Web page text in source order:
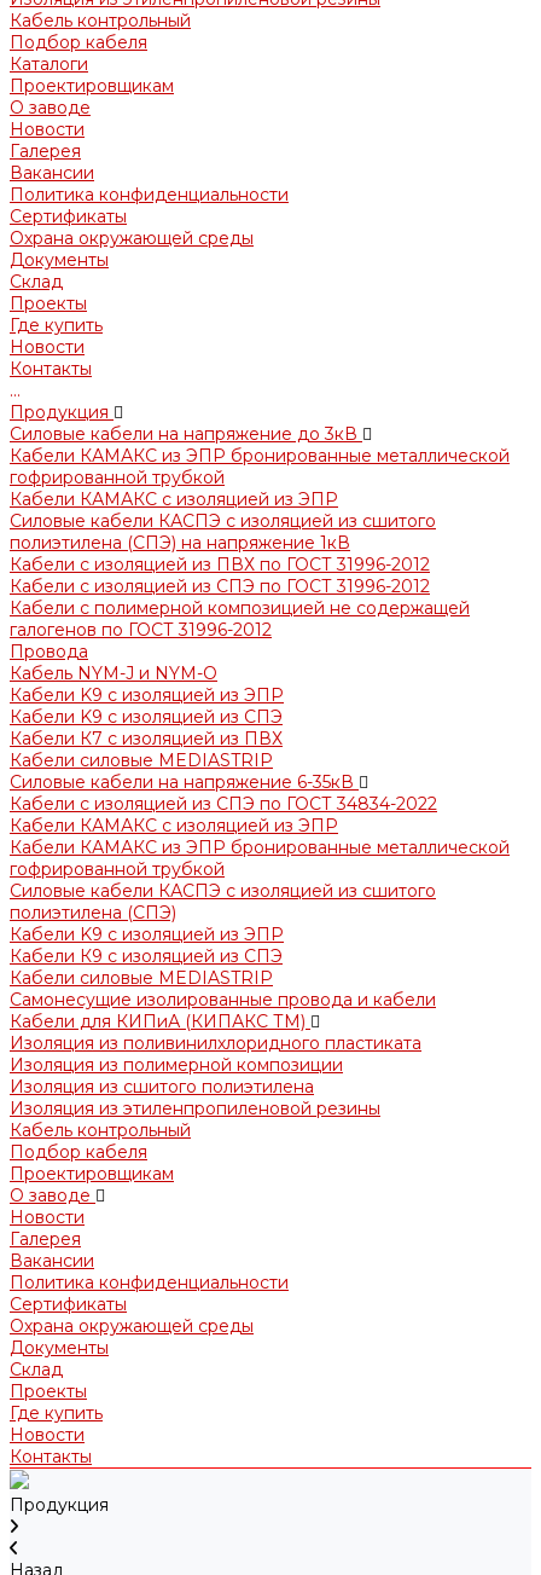
Кабель контрольный
Подбор кабеля
Каталоги
Проектировщикам
О заводе
Новости
Галерея
Вакансии
Политика конфиденциальности
Сертификаты
Охрана окружающей среды
Документы
Склад
Проекты
Где купить
Новости
Контакты
...
Продукция
Силовые кабели на напряжение до 3кВ
Кабели КАМАКС из ЭПР бронированные металлической
гофрированной трубкой
Кабели КАМАКС с изоляцией из ЭПР
Силовые кабели КАСПЭ с изоляцией из сшитого
полиэтилена (СПЭ) на напряжение 1кВ
Кабели с изоляцией из ПВХ по ГОСТ 31996-2012
Кабели с изоляцией из СПЭ по ГОСТ 31996-2012
Кабели с полимерной композицией не содержащей
галогенов по ГОСТ 31996-2012
Провода
Кабель NYM-J и NYM-O
Кабели K9 с изоляцией из ЭПР
Кабели K9 с изоляцией из СПЭ
Кабели К7 с изоляцией из ПВХ
Кабели силовые MEDIASTRIP
Силовые кабели на напряжение 6-35кВ
Кабели с изоляцией из СПЭ по ГОСТ 34834-2022
Кабели КАМАКС с изоляцией из ЭПР
Кабели КАМАКС из ЭПР бронированные металлической
гофрированной трубкой
Силовые кабели КАСПЭ с изоляцией из сшитого
полиэтилена (СПЭ)
Кабели K9 с изоляцией из ЭПР
Кабели К9 с изоляцией из СПЭ
Кабели силовые MEDIASTRIP
Самонесущие изолированные провода и кабели
Кабели для КИПиА (КИПАКС ТМ)
Изоляция из поливинилхлоридного пластиката
Изоляция из полимерной композиции
Изоляция из сшитого полиэтилена
Изоляция из этиленпропиленовой резины
Кабель контрольный
Подбор кабеля
Проектировщикам
О заводе
Новости
Галерея
Вакансии
Политика конфиденциальности
Сертификаты
Охрана окружающей среды
Документы
Склад
Проекты
Где купить
Новости
Контакты
Продукция
Назад